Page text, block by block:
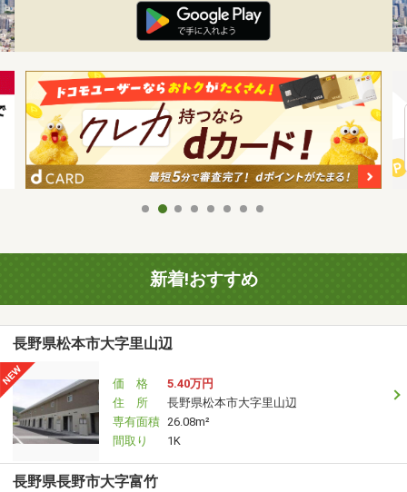
新着!おすすめ
長野県松本市大字里山辺
価 格
5.40万円
住 所
長野県松本市大字里山辺
専有面積 26.08m²
間取り
1K
長野県長野市大字富竹